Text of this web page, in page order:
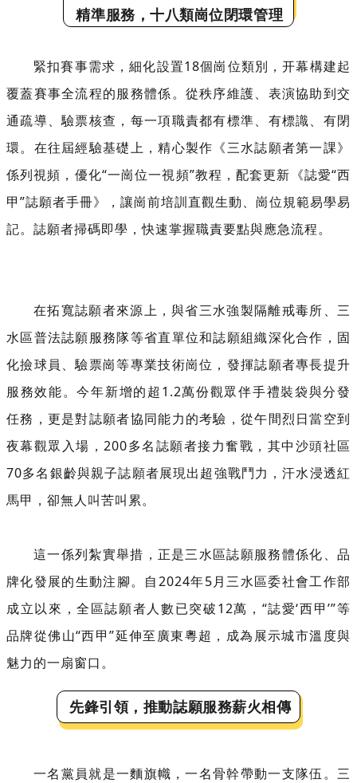
精準服務，十八類崗位閉環管理
緊扣賽事需求，細化設置18個崗位類別，开幕構建起
覆蓋賽事全流程的服務體係。從秩序維護、表演協助到交
通疏導、驗票核查，每一項職責都有標準、有標識、有閉
環。在往屆經驗基礎上，精心製作《三水誌願者第一課》
係列視頻，優化“一崗位一視頻”教程，配套更新《誌愛“西
甲”誌願者手冊》，讓崗前培訓直觀生動、崗位規範易學易
記。誌願者掃碼即學，快速掌握職責要點與應急流程。
在拓寬誌願者來源上，與省三水強製隔離戒毒所、三
水區普法誌願服務隊等省直單位和誌願組織深化合作，固
化撿球員、驗票崗等專業技術崗位，發揮誌願者專長提升
服務效能。今年新增的超1.2萬份觀眾伴手禮裝袋與分發
任務，更是對誌願者協同能力的考驗，從午間烈日當空到
夜幕觀眾入場，200多名誌願者接力奮戰，其中沙頭社區
70多名銀齡與親子誌願者展現出超強戰鬥力，汗水浸透紅
馬甲，卻無人叫苦叫累。
這一係列紮實舉措，正是三水區誌願服務體係化、品
牌化發展的生動注腳。自2024年5月三水區委社會工作部
成立以來，全區誌願者人數已突破12萬，“誌愛‘西甲’”等
品牌從佛山“西甲”延伸至廣東粵超，成為展示城市溫度與
魅力的一扇窗口。
先鋒引領，推動誌願服務薪火相傳
一名黨員就是一麵旗幟，一名骨幹帶動一支隊伍。三